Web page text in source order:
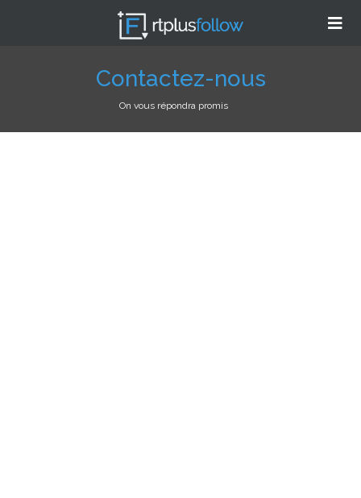
Contactez-nous
On vous répondra promis